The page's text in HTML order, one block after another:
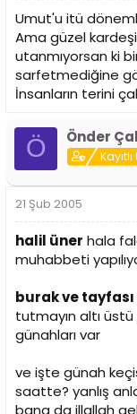
Umut'u itü
Ama güzel
utanmıyorsan ki
sarfetmediğine
İnsanların terini
Ö Önder
Kayıtlı
21 Şub 2005
halil üner hala
muhabbeti
burak ve tayfası
tutmayın altı
günahları var
ve işte günah
saatte? yanlış